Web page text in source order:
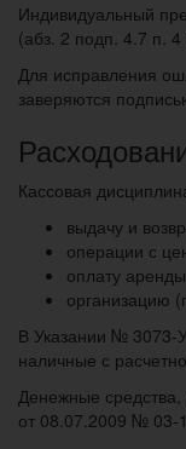
Индивидуальный
(абз. 2 подп. 4.7 п.
Для исправления
заверяются
Кассовая
выдачу и
операции с
оплату
организацию
В Указании № 3073-
наличные с
Денежные средства,
от 08.07.2009 № 03-